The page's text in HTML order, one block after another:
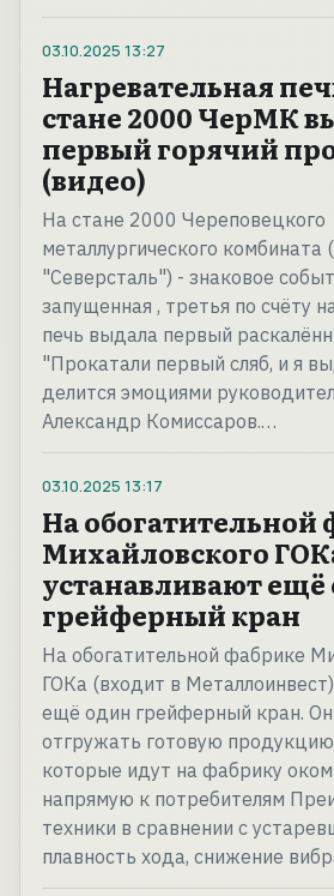
03.10.2025 13:27
Нагревательная
стане 2000 ЧерМК
первый горячий
(видео)
На стане 2000 Череповецкого
металлургического
"Северсталь") - знаковое
запущенная , третья по счёту
печь выдала первый
"Прокатали первый сляб, и я
делится эмоциями
Александр Комиссаров.…
03.10.2025 13:17
На обогатительной
Михайловского
устанавливают ещё
грейферный кран
На обогатительной фабрике
ГОКа (входит в
ещё один грейферный кран.
отгружать готовую
которые идут на фабрику
напрямую к потребителям
техники в сравнении с
плавность хода, снижение